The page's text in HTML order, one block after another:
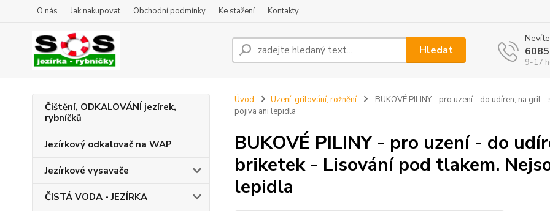
O nás Jak nakupovat Obchodní podmínky Ke stažení Kontakty
Hledat
9-17
Čištění, ODKALOVÁNÍ jezírek,
rybníčků
Jezírkový odkalovač na WAP
Jezírkové vysavače
ČISTÁ VODA - JEZÍRKA
Úvod Uzení, grilování, rožnění
BUKOVÉ PILINY - pro uzení - do udíren, na gril
pojiva ani lepidla
BUKOVÉ PILINY - pro uzení - do
briketek - Lisování pod tlakem.
lepidla